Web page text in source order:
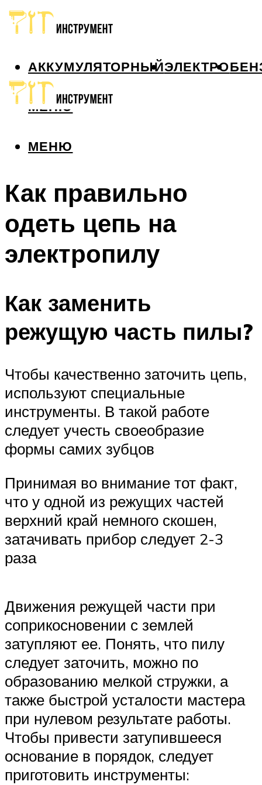
АККУМУЛЯТОРНЫЙЭЛЕКТРО
МЕНЮ
МЕНЮ
Как правильно
одеть цепь на
электропилу
Как заменить
режущую часть пилы?
Чтобы качественно заточить цепь,
используют специальные
инструменты. В такой работе
следует учесть своеобразие
формы самих зубцов
Принимая во внимание тот факт,
что у одной из режущих частей
верхний край немного скошен,
затачивать прибор следует 2-3
раза
Движения режущей части при
соприкосновении с землей
затупляют ее. Понять, что пилу
следует заточить, можно по
образованию мелкой стружки, а
также быстрой усталости мастера
при нулевом результате работы.
Чтобы привести затупившееся
основание в порядок, следует
приготовить инструменты: